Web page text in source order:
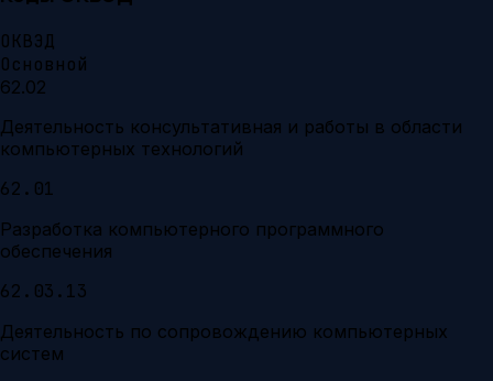
ОКВЭД
Основной
62.02
Деятельность консультативная и работы в области
компьютерных технологий
62.01
Разработка компьютерного программного
обеспечения
62.03.13
Деятельность по сопровождению компьютерных
систем